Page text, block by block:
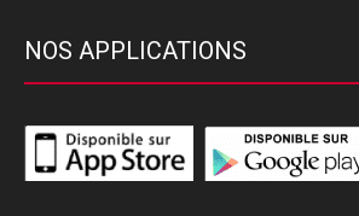
NOS APPLICATIONS